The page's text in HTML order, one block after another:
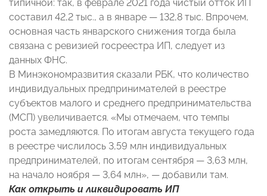
типичной: так, в феврале 2021 года чистый отток ИП
составил 42,2 тыс., а в январе — 132,8 тыс. Впрочем,
основная часть январского снижения тогда была
связана с ревизией госреестра ИП, следует из
данных ФНС.
В Минэкономразвития сказали РБК, что количество
индивидуальных предпринимателей в реестре
субъектов малого и среднего предпринимательства
(МСП) увеличивается. «Мы отмечаем, что темпы
роста замедляются. По итогам августа текущего года
в реестре числилось 3,59 млн индивидуальных
предпринимателей, по итогам сентября — 3,63 млн,
на начало ноября — 3,64 млн», — добавили там.
Как открыть и ликвидировать ИП